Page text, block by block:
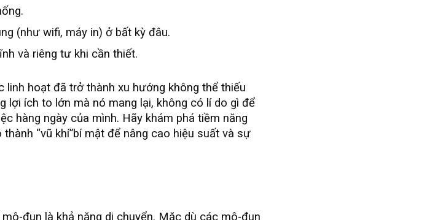
(như wifi, máy in) ở bất kỳ đâu.
và riêng tư khi cần thiết.
linh hoạt đã trở thành xu hướng không thể thiếu
lợi ích to lớn mà nó mang lại, không có lí do gì để
hàng ngày của mình. Hãy khám phá tiềm năng
“vũ khí”bí mật để nâng cao hiệu suất và sự
đun là khả năng di chuyển. Mặc dù các mô-đun